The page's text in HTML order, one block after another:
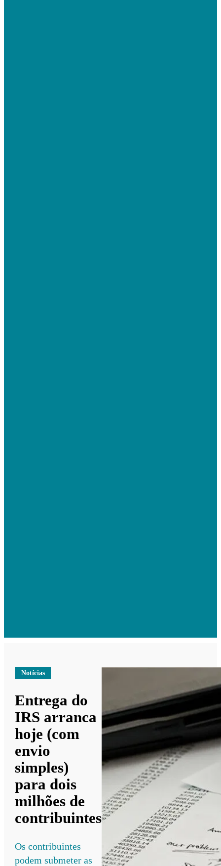
Notícias
Entrega do
IRS arranca
hoje (com
envio
simples)
para dois
milhões de
contribuintes
Os contribuintes
podem submeter as